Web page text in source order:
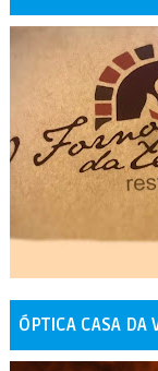
ÓPTICA CASA DA